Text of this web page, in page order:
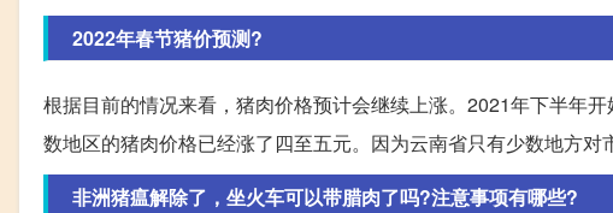
2022年春节猪价预测?
根据目前的情况来看，猪肉价格预计会继续上涨。2021年下半年
数地区的猪肉价格已经涨了四至五元。因为云南省只有少数地方
非洲猪瘟解除了，坐火车可以带腊肉了吗?注意事项有哪些?